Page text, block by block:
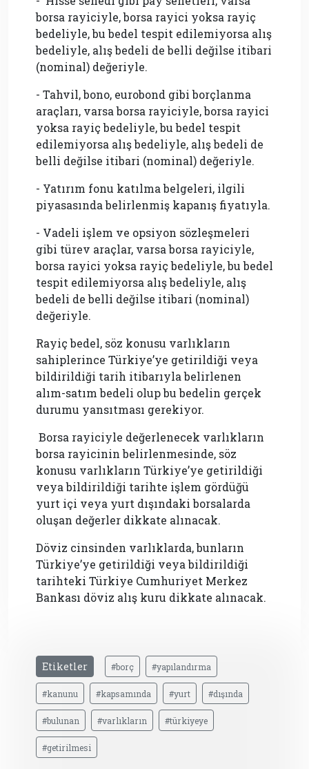
borsa rayiciyle, borsa rayici yoksa rayiç
bedeliyle, bu bedel tespit edilemiyorsa alış
bedeliyle, alış bedeli de belli değilse itibari
(nominal) değeriyle.
- Tahvil, bono, eurobond gibi borçlanma
araçları, varsa borsa rayiciyle, borsa rayici
yoksa rayiç bedeliyle, bu bedel tespit
edilemiyorsa alış bedeliyle, alış bedeli de
belli değilse itibari (nominal) değeriyle.
- Yatırım fonu katılma belgeleri, ilgili
piyasasında belirlenmiş kapanış fiyatıyla.
- Vadeli işlem ve opsiyon sözleşmeleri
gibi türev araçlar, varsa borsa rayiciyle,
borsa rayici yoksa rayiç bedeliyle, bu bedel
tespit edilemiyorsa alış bedeliyle, alış
bedeli de belli değilse itibari (nominal)
değeriyle.
Rayiç bedel, söz konusu varlıkların
sahiplerince Türkiye’ye getirildiği veya
bildirildiği tarih itibarıyla belirlenen
alım-satım bedeli olup bu bedelin gerçek
durumu yansıtması gerekiyor.
Borsa rayiciyle değerlenecek varlıkların
borsa rayicinin belirlenmesinde, söz
konusu varlıkların Türkiye’ye getirildiği
veya bildirildiği tarihte işlem gördüğü
yurt içi veya yurt dışındaki borsalarda
oluşan değerler dikkate alınacak.
Döviz cinsinden varlıklarda, bunların
Türkiye’ye getirildiği veya bildirildiği
tarihteki Türkiye Cumhuriyet Merkez
Bankası döviz alış kuru dikkate alınacak.
Etiketler #borç #yapılandırma
#kanunu #kapsamında #yurt #dışında
#bulunan #varlıkların #türkiyeye
#getirilmesi